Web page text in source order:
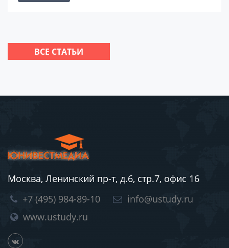
ВСЕ СТАТЬИ
Москва, Ленинский пр-т, д.6, стр.7, офис 16
+7 (495) 984-89-10
info@ustudy.ru
www.ustudy.ru